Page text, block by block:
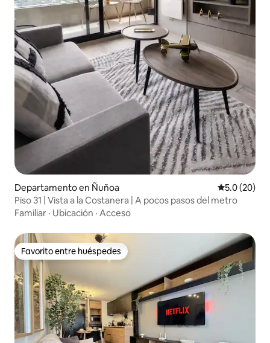
Departamento en Ñuñoa Calificación
5.0 (20)
Piso 31 | Vista a la Costanera | A pocos pasos del metro
Familiar · Ubicación · Acceso
Favorito entre huéspedes
Favorito entre huéspedes